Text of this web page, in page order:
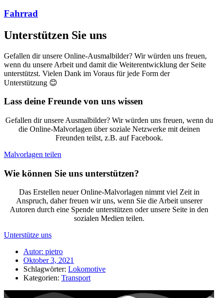
Fahrrad
Unterstützen Sie uns
Gefallen dir unsere Online-Ausmalbilder? Wir würden uns freuen,
wenn du unsere Arbeit und damit die Weiterentwicklung der Seite
unterstützst. Vielen Dank im Voraus für jede Form der
Unterstützung 😊
Lass deine Freunde von uns wissen
Gefallen dir unsere Ausmalbilder? Wir würden uns freuen, wenn du
die Online-Malvorlagen über soziale Netzwerke mit deinen
Freunden teilst, z.B. auf Facebook.
Malvorlagen teilen
Wie können Sie uns unterstützen?
Das Erstellen neuer Online-Malvorlagen nimmt viel Zeit in
Anspruch, daher freuen wir uns, wenn Sie die Arbeit unserer
Autoren durch eine Spende unterstützen oder unsere Seite in den
sozialen Medien teilen.
Unterstütze uns
Autor: pietro
Oktober 3, 2021
Schlagwörter: Lokomotive
Kategorien: Transport